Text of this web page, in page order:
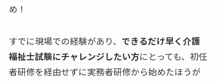
め！
すでに現場での経験があり、 できるだけ早く介護
福祉士試験にチャレンジしたい方にとっても、初任
者研修を経由せずに実務者研修から始めたほうが